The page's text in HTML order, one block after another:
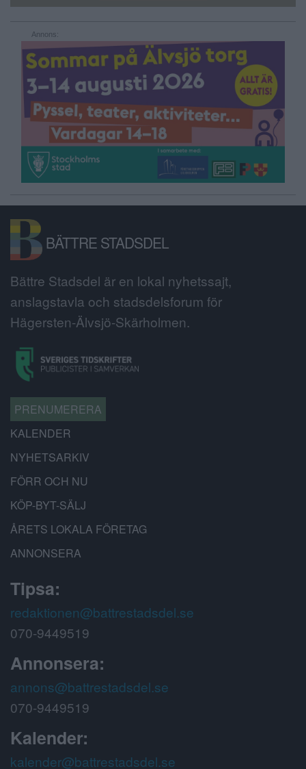
Annons:
BÄTTRE STADSDEL
Bättre Stadsdel är en lokal nyhetssajt,
anslagstavla och stadsdelsforum för
Hägersten-Älvsjö-Skärholmen.
PRENUMERERA
KALENDER
NYHETSARKIV
FÖRR OCH NU
KÖP-BYT-SÄLJ
ÅRETS LOKALA FÖRETAG
ANNONSERA
Tipsa:
redaktionen@battrestadsdel.se
070-9449519
Annonsera:
annons@battrestadsdel.se
070-9449519
Kalender:
kalender@battrestadsdel.se